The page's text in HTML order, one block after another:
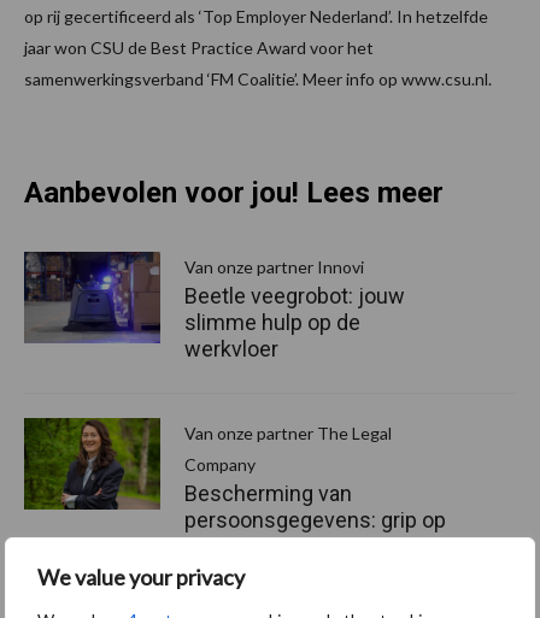
We value your privacy
op rij gecertificeerd als ‘Top Employer Nederland’. In hetzelfde
jaar won CSU de Best Practice Award voor het
samenwerkingsverband ‘FM Coalitie’. Meer info op www.csu.nl.
Aanbevolen voor jou! Lees meer
Van onze partner Innovi
Beetle veegrobot: jouw
slimme hulp op de
werkvloer
Van onze partner The Legal
Company
Bescherming van
persoonsgegevens: grip op